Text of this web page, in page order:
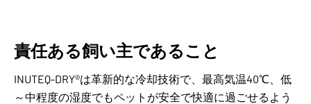
責任ある飼い主であること
INUTEQ-DRY®は革新的な冷却技術で、最高気温40℃、低
～中程度の湿度でもペットが安全で快適に過ごせるよう